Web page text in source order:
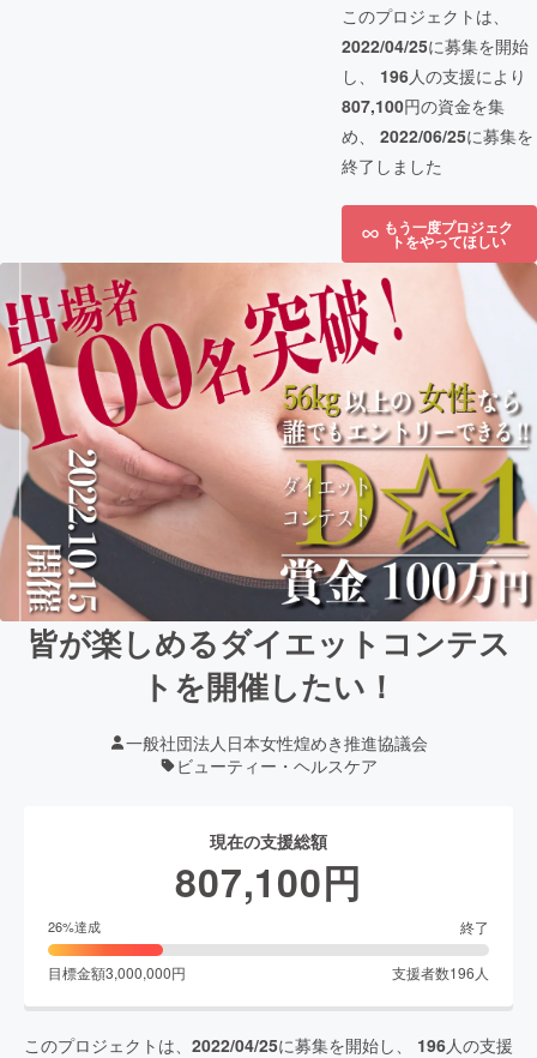
このプロジェクトは、
2022/04/25に募集を開始
し、 196人の支援により
807,100円の資金を集
め、 2022/06/25に募集を
終了しました
もう一度プロジェク
トをやってほしい
皆が楽しめるダイエットコンテス
トを開催したい！
一般社団法人日本女性煌めき推進協議会
ビューティー・ヘルスケア
現在の支援総額
807,100円
26%達成 終了
目標金額3,000,000円 支援者数196 人
このプロジェクトは、 2022/04/25に募集を開始し、 196人の支援